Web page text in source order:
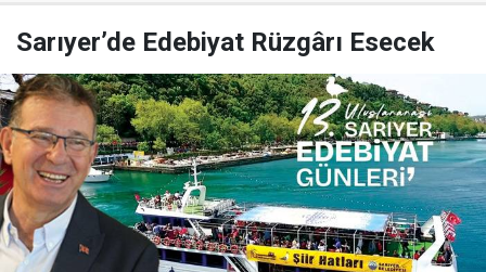
Sarıyer’de Edebiyat Rüzgârı Esecek